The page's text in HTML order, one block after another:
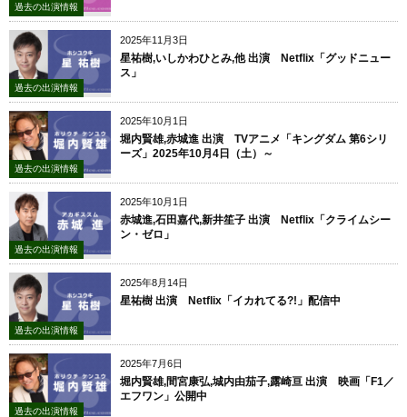
過去の出演情報
2025年11月3日
過去の出演情報
星祐樹,いしかわひとみ,他 出演 Netflix「グッドニュー
ス」
2025年10月1日
過去の出演情報
堀内賢雄,赤城進 出演 TVアニメ「キングダム 第6シリ
ーズ」2025年10月4日（土）～
2025年10月1日
過去の出演情報
赤城進,石田嘉代,新井笙子 出演 Netflix「クライムシー
ン・ゼロ」
2025年8月14日
過去の出演情報
星祐樹 出演 Netflix「イカれてる?!」配信中
2025年7月6日
過去の出演情報
堀内賢雄,間宮康弘,城内由茄子,露崎亘 出演 映画「F1／
エフワン」公開中